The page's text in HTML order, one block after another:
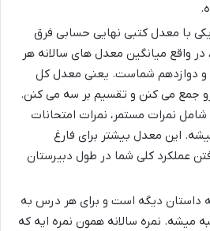
با معدل کتبی نهایی حسابی فرق
در واقع میانگین معدل های سالانه هر
و دوازدهم شماست. یعنی معدل کل
جمع می کنن و تقسیم بر سه می کنن.
نمرات مستمر، نمرات امتحانات
این معدل بیشتر برای فارغ
عملکرد کلی شما در طول دبیرستان
داستان دیگه است و برای هر درس به
میشه. نمره سالانه همون نمره ایه که